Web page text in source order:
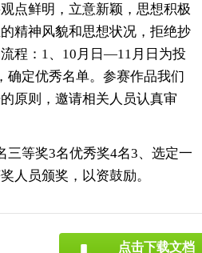
点鲜明，立意新颖，思想积极
精神风貌和思想状况，拒绝抄
程：1、10月日—11月日为投
确定优秀名单。参赛作品我们
原则，邀请相关人员认真审
三等奖3名优秀奖4名3、选定一
人员颁奖，以资鼓励。
点击下载文档